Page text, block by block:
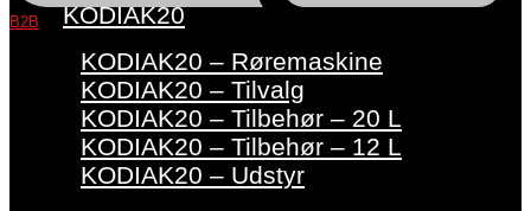
B2B
KODIAK20
KODIAK20 – Røremaskine
KODIAK20 – Tilvalg
KODIAK20 – Tilbehør – 20 L
KODIAK20 – Tilbehør – 12 L
KODIAK20 – Udstyr